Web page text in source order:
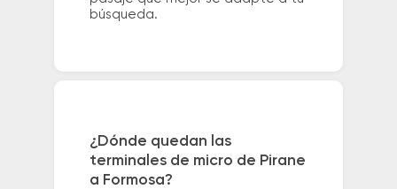
búsqueda.
¿Dónde quedan las
terminales de micro de Pirane
a Formosa?